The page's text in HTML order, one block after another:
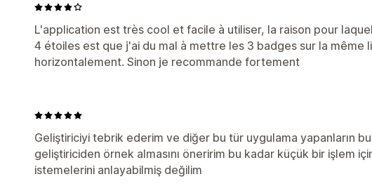
Styling Storlek
Position av ikon
Automatisk position Anpassade sidor Startsida
L'application est très cool et facile à utiliser, la raison pour
4 étoiles est que j'ai du mal à mettre les 3 badges sur la même
horizontalement. Sinon je recommande fortement
Geliştiriciyi tebrik ederim ve diğer bu tür uygulama yapanların bu
geliştiriciden örnek almasını öneririm bu kadar küçük bir işlem
istemelerini anlayabilmiş değilim